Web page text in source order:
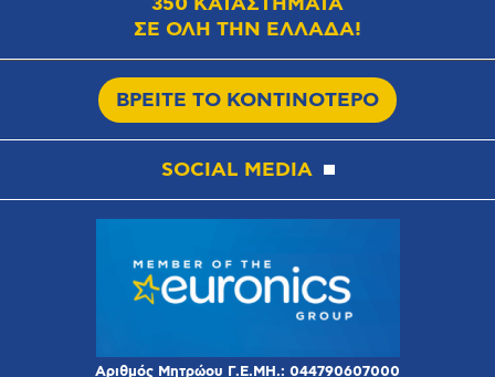
ΣΕ ΟΛΗ ΤΗΝ ΕΛΛΑΔΑ!
ΒΡΕΙΤΕ ΤΟ ΚΟΝΤΙΝΟΤΕΡΟ
SOCIAL MEDIA